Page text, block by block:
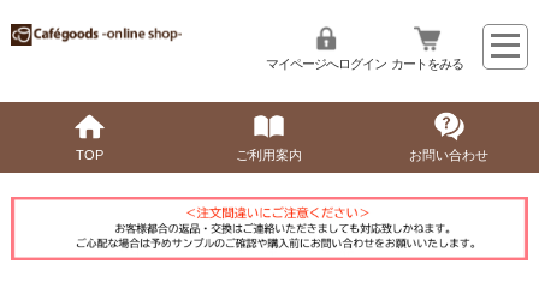
マイページへログイン カートをみる
TOP ご利用案内 お問い合わせ